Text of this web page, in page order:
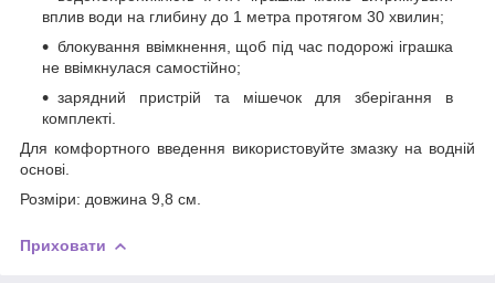
вплив води на глибину до 1 метра протягом 30 хвилин;
блокування ввімкнення, щоб під час подорожі іграшка
не ввімкнулася самостійно;
зарядний пристрій та мішечок для зберігання в
комплекті.
Для комфортного введення використовуйте змазку на водній
основі.
Розміри: довжина 9,8 см.
Приховати